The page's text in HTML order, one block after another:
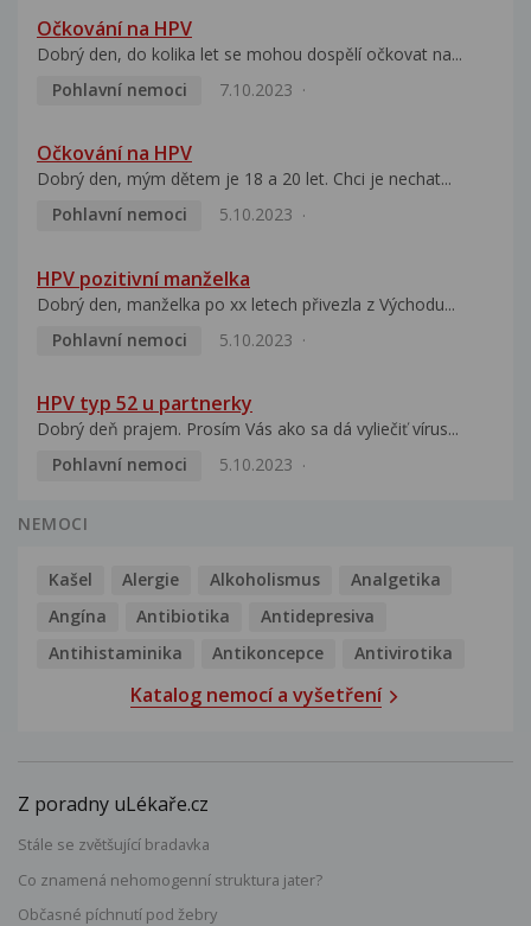
Očkování na HPV
Dobrý den, do kolika let se mohou dospělí očkovat na...
Pohlavní nemoci
7.10.2023
Očkování na HPV
Dobrý den, mým dětem je 18 a 20 let. Chci je nechat...
Pohlavní nemoci
5.10.2023
HPV pozitivní manželka
Dobrý den, manželka po xx letech přivezla z Východu...
Pohlavní nemoci
5.10.2023
HPV typ 52 u partnerky
Dobrý deň prajem. Prosím Vás ako sa dá vyliečiť vírus...
Pohlavní nemoci
5.10.2023
NEMOCI
Kašel Alergie Alkoholismus
Analgetika
Angína
Antibiotika
Antidepresiva
Antihistaminika
Antikoncepce Antivirotika
Katalog nemocí a vyšetření
Z poradny uLékaře.cz
Stále se zvětšující bradavka
Co znamená nehomogenní struktura jater?
Občasné píchnutí pod žebry